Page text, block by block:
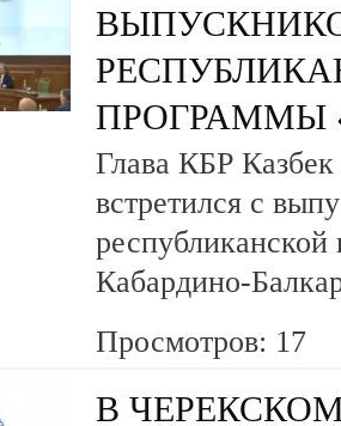
ПРОГРАММЫ
Глава КБР Казбек
встретился с
Кабардино-
Просмотров: 17
В